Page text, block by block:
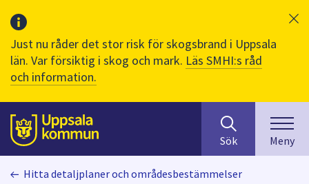
Just nu råder det stor risk för skogsbrand i Uppsala
län. Var försiktig i skog och mark. Läs SMHI:s råd
och information.
Till sidans
huvudinnehåll
efter
innehåll
på
webbplatsen.
Sök Meny
Hitta detaljplaner och områdesbestämmelser